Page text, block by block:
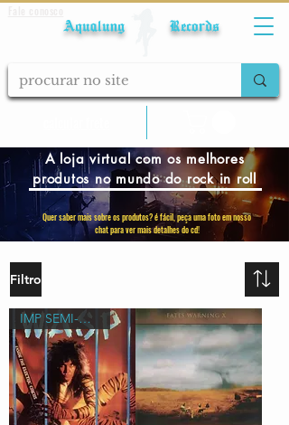
Aqualung Records
A loja virtual com os melhores
produtos no mundo do rock in roll
Quer saber mais sobre os produtos? é fácil, peça uma foto em nosso
chat para ver mais detalhes do cd!
Filtro
IMP SEMI-NOVO